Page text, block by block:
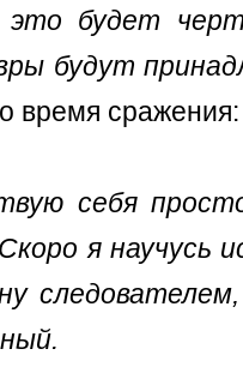
будет
будут
время сражения:
себя
я научусь